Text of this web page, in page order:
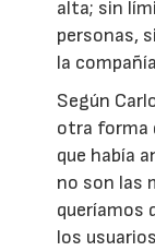
alta; sin
personas,
la
Según
otra forma
que había
no son las
queríamos
los